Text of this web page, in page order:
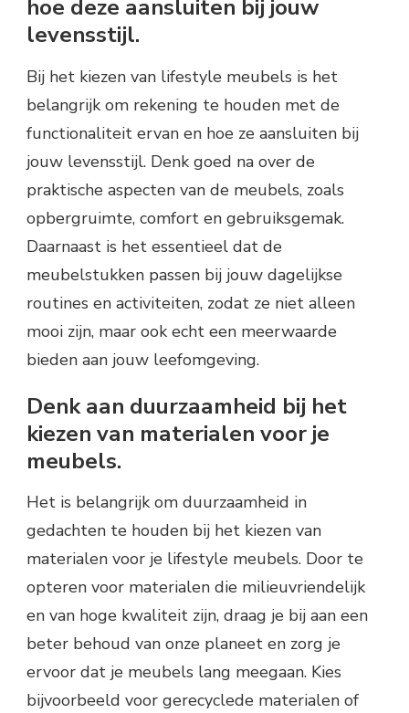
hoe deze aansluiten bij jouw
levensstijl.
Bij het kiezen van lifestyle meubels is het
belangrijk om rekening te houden met de
functionaliteit ervan en hoe ze aansluiten bij
jouw levensstijl. Denk goed na over de
praktische aspecten van de meubels, zoals
opbergruimte, comfort en gebruiksgemak.
Daarnaast is het essentieel dat de
meubelstukken passen bij jouw dagelijkse
routines en activiteiten, zodat ze niet alleen
mooi zijn, maar ook echt een meerwaarde
bieden aan jouw leefomgeving.
Denk aan duurzaamheid bij het
kiezen van materialen voor je
meubels.
Het is belangrijk om duurzaamheid in
gedachten te houden bij het kiezen van
materialen voor je lifestyle meubels. Door te
opteren voor materialen die milieuvriendelijk
en van hoge kwaliteit zijn, draag je bij aan een
beter behoud van onze planeet en zorg je
ervoor dat je meubels lang meegaan. Kies
bijvoorbeeld voor gerecyclede materialen of